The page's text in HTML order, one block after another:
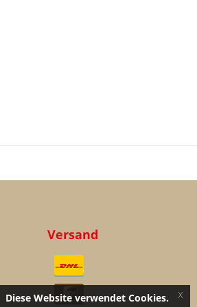
Versand
Diese Website verwendet Cookies. x